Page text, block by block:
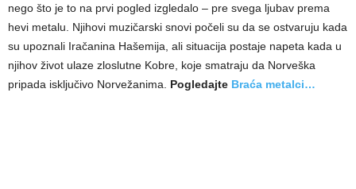
nego što je to na prvi pogled izgledalo – pre svega ljubav prema
hevi metalu. Njihovi muzičarski snovi počeli su da se ostvaruju kada
su upoznali Iračanina Hašemija, ali situacija postaje napeta kada u
njihov život ulaze zloslutne Kobre, koje smatraju da Norveška
pripada isključivo Norvežanima. Pogledajte Braća metalci…